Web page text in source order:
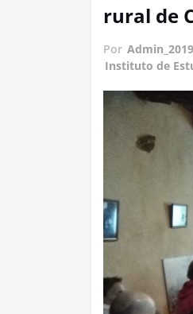
rural de
Por Admin_2019_
Instituto de
III